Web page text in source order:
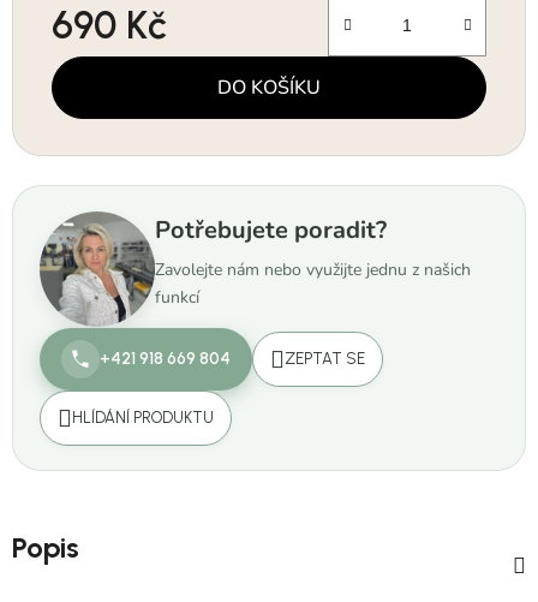
690 Kč
Měrná cena:
DO KOŠÍKU
Potřebujete poradit?
Zavolejte nám nebo využijte jednu z našich
funkcí
+421 918 669 804 ZEPTAT SE
HLÍDÁNÍ PRODUKTU
Popis